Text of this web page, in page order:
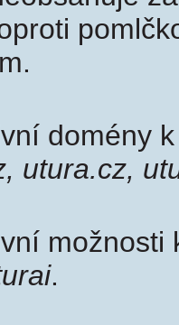
domény
utura.cz,
.